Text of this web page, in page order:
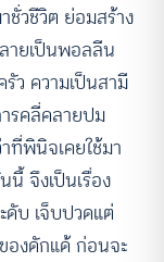
วชีวิต ย่อมสร้าง
ายเป็นพอลลีน
ว ความเป็นสามี
รคลี่คลายปม
ที่พินิจเคยใช้มา
จึงเป็นเรื่อง
ดับ เจ็บปวดแต่
องดักแด้ ก่อนจะ